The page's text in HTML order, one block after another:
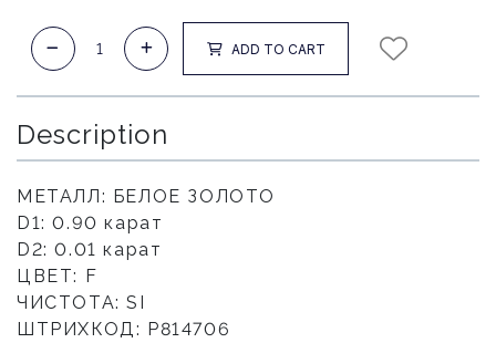
ADD TO CART
Description
МЕТАЛЛ: БЕЛОЕ ЗОЛОТО
D1: 0.90 карат
D2: 0.01 карат
ЦВЕТ: F
ЧИСТОТА: SI
ШТРИХКОД: P814706